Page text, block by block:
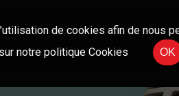
de cookies afin de nous
notre politique Cookies
OK